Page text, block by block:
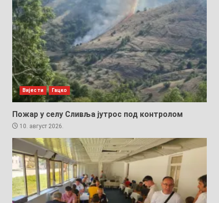
Вијести Гацко
Пожар у селу Сливља јутрос под контролом
10. август 2026.